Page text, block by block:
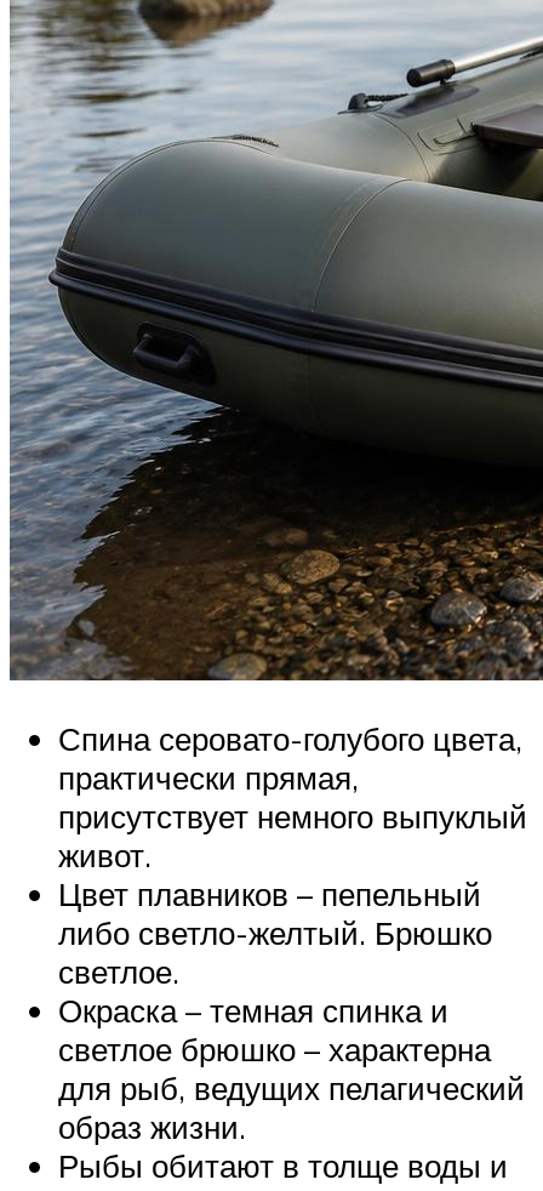
Спина серовато-голубого цвета,
практически прямая,
присутствует немного выпуклый
живот.
Цвет плавников – пепельный
либо светло-желтый. Брюшко
светлое.
Окраска – темная спинка и
светлое брюшко – характерна
для рыб, ведущих пелагический
образ жизни.
Рыбы обитают в толще воды и